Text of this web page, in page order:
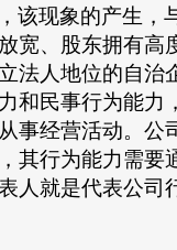
该现象的产生，
宽、股东拥有高
法人地位的自治
和民事行为能力
事经营活动。公
其行为能力需要
人就是代表公司